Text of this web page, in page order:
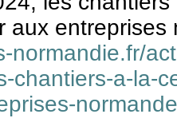
aux entreprises
normandie.fr/
chantiers-a-la-